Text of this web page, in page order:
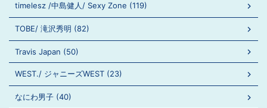
timelesz /中島健人/ Sexy Zone (119)
TOBE/ 滝沢秀明 (82)
Travis Japan (50)
WEST./ ジャニーズWEST (23)
なにわ男子 (40)